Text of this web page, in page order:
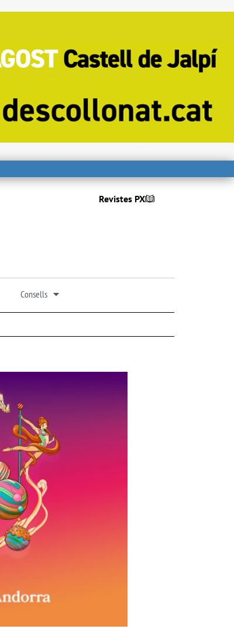
Revistes PX
Consells